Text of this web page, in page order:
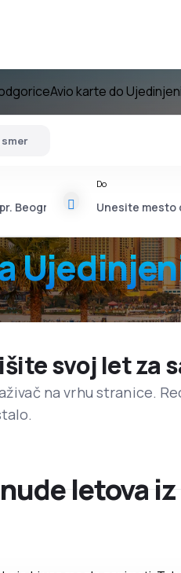
Avio karte do
Do
svoj let za
na vrhu stranice.
letova